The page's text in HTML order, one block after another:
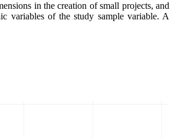
in the creation of small projects, and
variables of the study sample variable. A